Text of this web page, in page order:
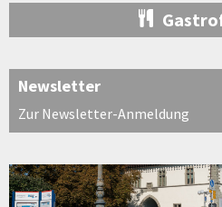
Newsletter
Zur Newsletter-Anmeldung